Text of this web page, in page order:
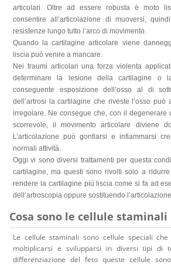
articolari. Oltre ad essere robusta è moto
consentire all’articolazione di muoversi,
resistenze lungo tutto l’arco di movimento.
Quando la cartilagine articolare viene
liscia può venire a mancare.
Nei traumi articolari una forza violenta
determinare la lesione della cartilagine o
conseguente esposizione dell’osso al di
dell’artrosi la cartilagine che riveste l’osso può
irregolare. Ne consegue che, con il degenerare
scorrevole, il movimento articolare diviene
L’articolazione può gonfiarsi e infiammarsi
normali attività.
Oggi vi sono diversi trattamenti per questa
cartilagine, ma questi sono rivolti solo a
rendere la cartilagine più liscia come si fa ad
dell’artroscopia oppure sostituendo
Cosa sono le cellule staminali
Le cellule staminali sono cellule speciali
moltiplicarsi e svilupparsi in diversi tipi di
differenziazione del feto queste cellule sono